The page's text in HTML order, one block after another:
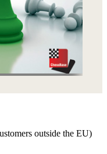
outside the EU)